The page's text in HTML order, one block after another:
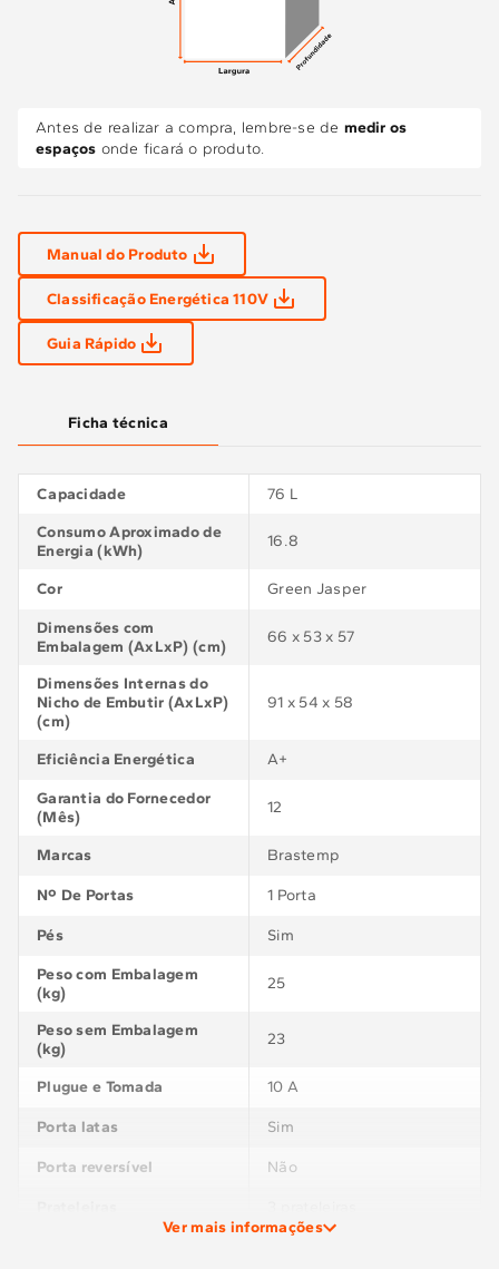
Antes de realizar a compra, lembre-se de medir os
espaços onde ficará o produto.
Manual do Produto
Classificação Energética 110V
Guia Rápido
Ficha técnica
Capacidade
76 L
Consumo Aproximado de
Energia (kWh)
16.8
Cor Green Jasper
Dimensões com
Embalagem (AxLxP) (cm)
66 x 53 x 57
Dimensões Internas do
Nicho de Embutir (AxLxP)
(cm)
91 x 54 x 58
Eficiência Energética A+
Garantia do Fornecedor
(Mês)
12
Marcas Brastemp
Nº De Portas 1 Porta
Pés Sim
Peso com Embalagem
(kg)
25
Peso sem Embalagem
(kg)
23
Plugue e Tomada 10 A
Porta latas Sim
Porta reversível Não
Ver mais informações